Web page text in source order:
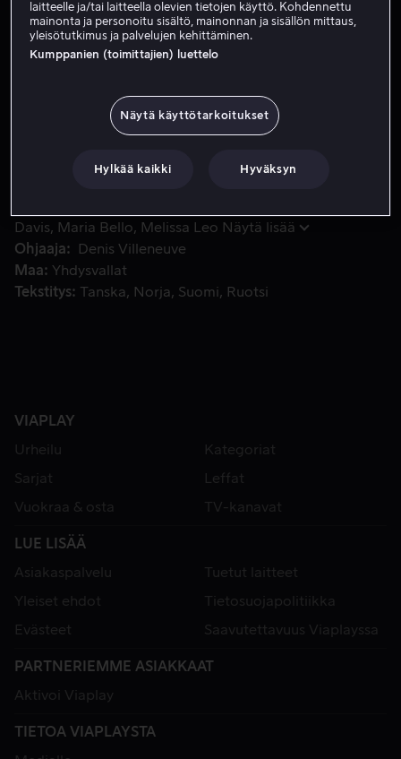
Katso traileri
painajaisen. Kellerin 6-vuotias tytär Anna ja tämän
ystävä Joy katoavat. Ainoa johtolanka on ränsistynyt
Davis
Maria Bello Melissa Leo Näytä lisää
Ohjaaja
Denis Villeneuve
Maa
Yhdysvallat
Tekstitys
Tanska Norja Suomi Ruotsi
VIAPLAY
Urheilu
Kategoriat
Sarjat
Leffat
Vuokraa & osta
TV-kanavat
LUE LISÄÄ
Asiakaspalvelu
Tuetut laitteet
Yleiset ehdot
Tietosuojapolitiikka
Evästeet
Saavutettavuus Viaplayssa
PARTNERIEMME ASIAKKAAT
Aktivoi Viaplay
TIETOA VIAPLAYSTA
laitteelle ja/tai laitteella olevien tietojen käyttö. Kohdennettu
mainonta ja personoitu sisältö, mainonnan ja sisällön mittaus,
yleisötutkimus ja palvelujen kehittäminen.
Kumppanien (toimittajien) luettelo
Näytä käyttötarkoitukset
Hylkää kaikki Hyväksyn